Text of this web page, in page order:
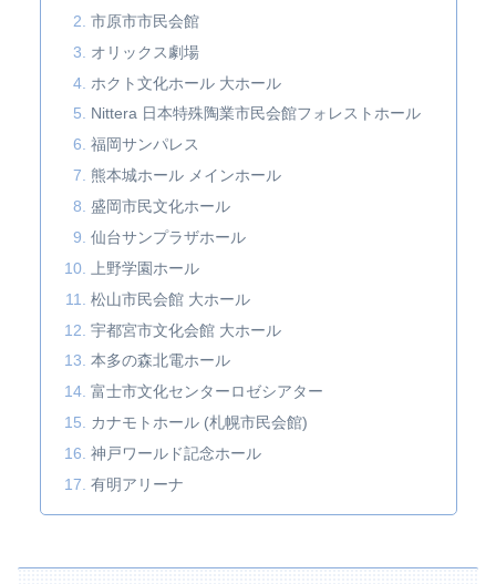
市原市市民会館
オリックス劇場
ホクト文化ホール 大ホール
Nittera 日本特殊陶業市民会館フォレストホール
福岡サンパレス
熊本城ホール メインホール
盛岡市民文化ホール
仙台サンプラザホール
上野学園ホール
松山市⺠会館 大ホール
宇都宮市文化会館 大ホール
本多の森北電ホール
富士市文化センターロゼシアター
カナモトホール (札幌市民会館)
神戸ワールド記念ホール
有明アリーナ